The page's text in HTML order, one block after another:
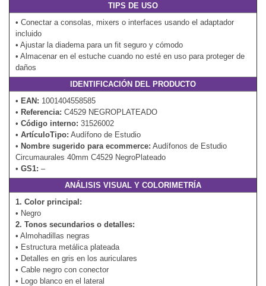
TIPS DE USO
• Conectar a consolas, mixers o interfaces usando el adaptador
incluido
• Ajustar la diadema para un fit seguro y cómodo
• Almacenar en el estuche cuando no esté en uso para proteger de
daños
IDENTIFICACIÓN DEL PRODUCTO
• EAN: 1001404558585
• Referencia: C4529 NEGROPLATEADO
• Código interno: 31526002
• ArtículoTipo: Audífono de Estudio
• Nombre sugerido para ecommerce: Audífonos de Estudio
Circumaurales 40mm C4529 NegroPlateado
• GS1: –
ANÁLISIS VISUAL Y COLORIMETRÍA
1. Color principal:
• Negro
2. Tonos secundarios o detalles:
• Almohadillas negras
• Estructura metálica plateada
• Detalles en gris en los auriculares
• Cable negro con conector
• Logo blanco en el lateral